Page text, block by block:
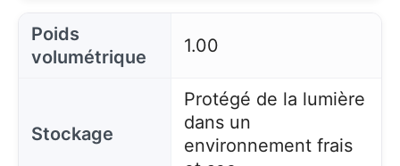
Poids
volumétrique
1.00
Stockage
Protégé de la lumière
dans un
environnement frais